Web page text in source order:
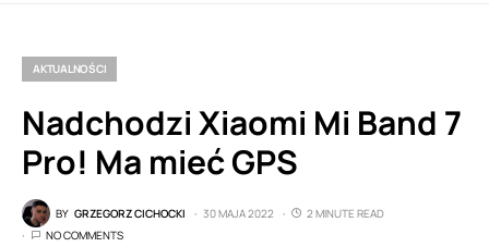
AKTUALNOŚCI
Nadchodzi Xiaomi Mi Band 7
Pro! Ma mieć GPS
BY GRZEGORZ CICHOCKI 30 MAJA 2022
2 MINUTE READ
NO COMMENTS